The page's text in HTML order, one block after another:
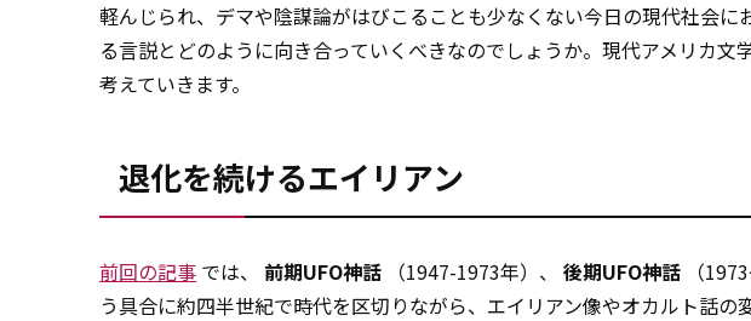
軽んじられ、デマや陰謀論がはびこることも少なくない今日の現代社会
る言説とどのように向き合っていくべきなのでしょうか。現代アメリカ
考えていきます。
退化を続けるエイリアン
前回の記事 では、 前期UFO神話 （1947-1973年）、 後期UFO神話 （
う具合に約四半世紀で時代を区切りながら、エイリアン像やオカルト話